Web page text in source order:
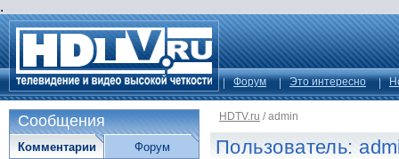
.
Форум Это интересно
HDTV.ru / admin
Пользователь:
Сообщения
Комментарии Форум